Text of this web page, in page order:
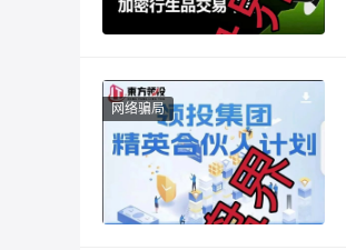
网络骗局